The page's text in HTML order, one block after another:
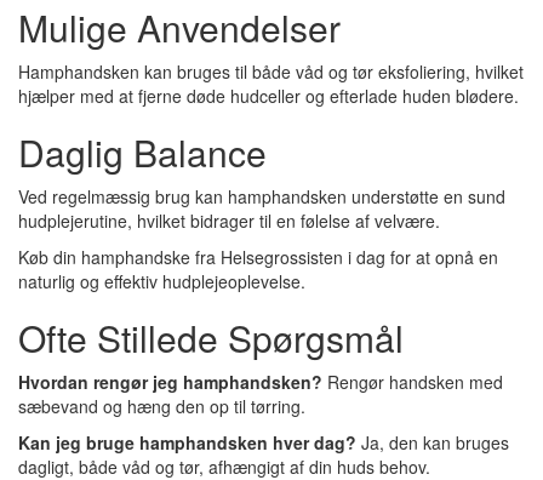
Mulige Anvendelser
Hamphandsken kan bruges til både våd og tør eksfoliering, hvilket
hjælper med at fjerne døde hudceller og efterlade huden blødere.
Daglig Balance
Ved regelmæssig brug kan hamphandsken understøtte en sund
hudplejerutine, hvilket bidrager til en følelse af velvære.
Køb din hamphandske fra Helsegrossisten i dag for at opnå en
naturlig og effektiv hudplejeoplevelse.
Ofte Stillede Spørgsmål
Hvordan rengør jeg hamphandsken? Rengør handsken med
sæbevand og hæng den op til tørring.
Kan jeg bruge hamphandsken hver dag? Ja, den kan bruges
dagligt, både våd og tør, afhængigt af din huds behov.